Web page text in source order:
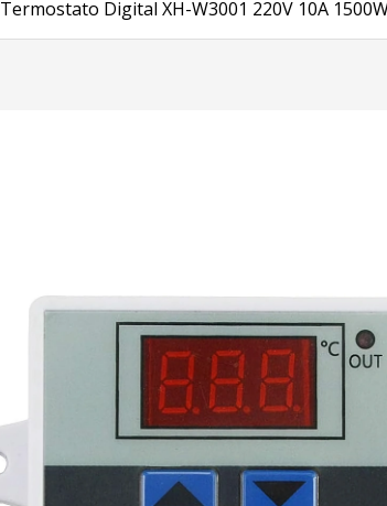
Termostato Digital XH-W3001 220V 10A